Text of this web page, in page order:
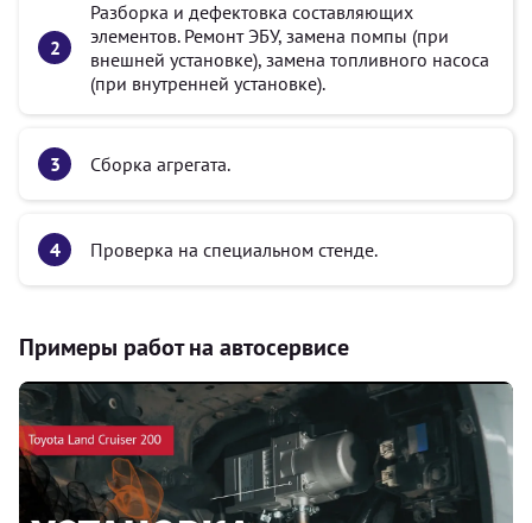
Разборка и дефектовка составляющих
элементов. Ремонт ЭБУ, замена помпы (при
внешней установке), замена топливного насоса
(при внутренней установке).
Сборка агрегата.
Проверка на специальном стенде.
Примеры работ на автосервисе